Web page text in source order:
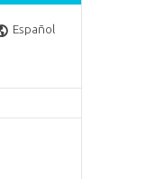
Español